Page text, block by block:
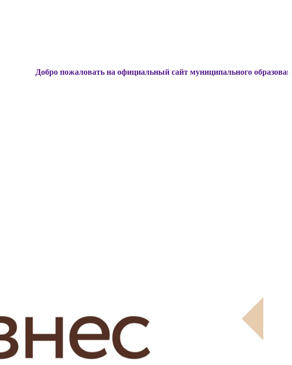
Добро пожаловать на официальный сайт муниципального образования